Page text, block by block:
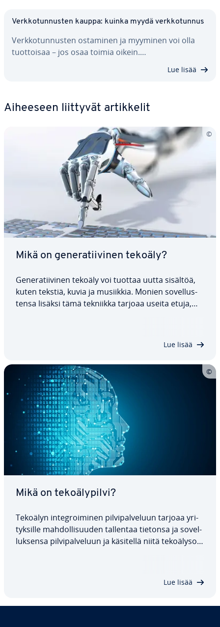
Verk­ko­tun­nus­ten kauppa: kuinka myydä verk­ko­tun­nus
Verk­ko­tun­nus­ten ostaminen ja myyminen voi olla
tuot­toi­saa – jos osaa toimia oikein.…
Lue lisää
Aiheeseen liittyvät ar­tik­ke­lit
Mikä on ge­ne­ra­tii­vi­nen tekoäly?
Ge­ne­ra­tii­vi­nen tekoäly voi tuottaa uutta sisältöä,
kuten tekstiä, kuvia ja musiikkia. Monien so­vel­lus­
ten­sa lisäksi tämä tekniikka tarjoaa useita etuja,
Lue lisää
Mikä on te­ko­ä­ly­pil­vi?
Tekoälyn in­tegroi­mi­nen pil­vi­pal­ve­luun tarjoaa yri­
tyk­sil­le mah­dol­li­suu­den tallentaa tietonsa ja so­vel­
luk­sen­sa pil­vi­pal­ve­luun ja käsitellä niitä te­ko­ä­ly­so­
Lue lisää